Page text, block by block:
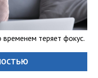
теряет фокус.